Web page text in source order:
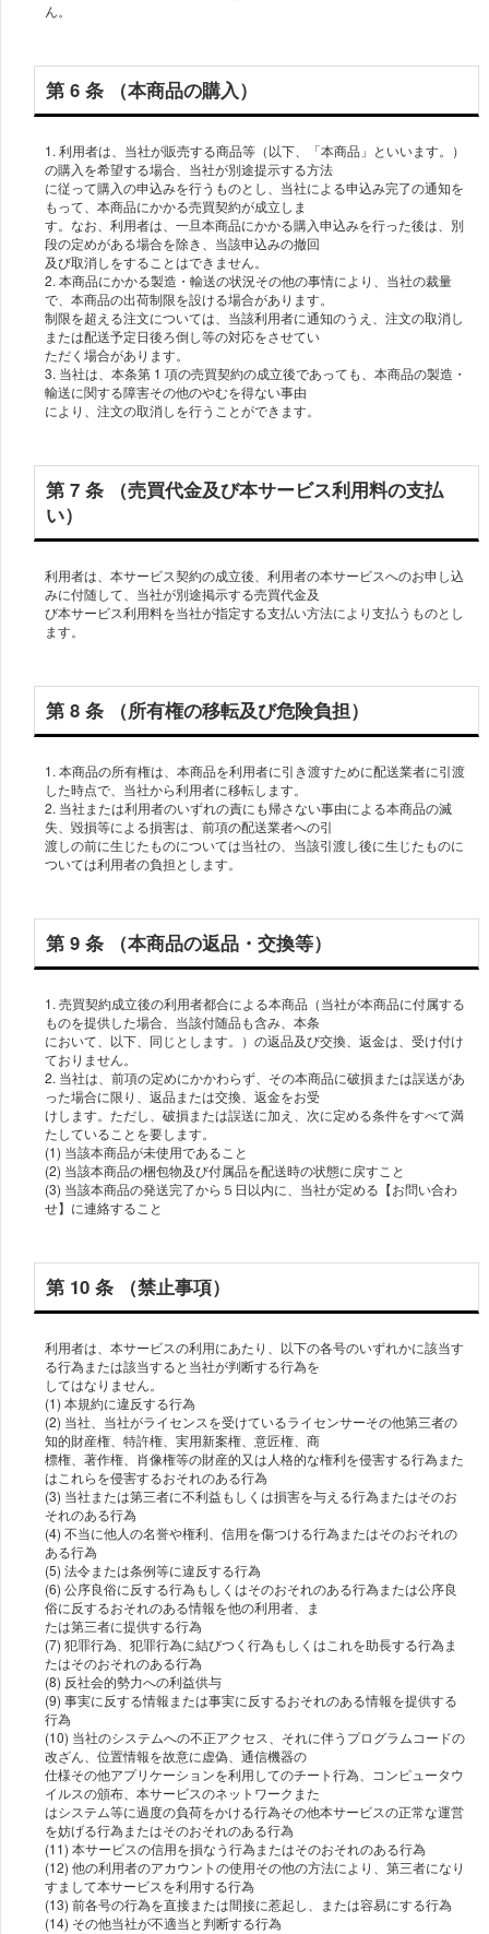
ん。
第 6 条 （本商品の購⼊）
1. 利⽤者は、当社が販売する商品等（以下、「本商品」といいます。）
の購⼊を希望する場合、当社が別途提⽰する⽅法
に従って購⼊の申込みを⾏うものとし、当社による申込み完了の通知を
もって、本商品にかかる売買契約が成⽴しま
す。なお、利⽤者は、⼀旦本商品にかかる購⼊申込みを⾏った後は、別
段の定めがある場合を除き、当該申込みの撤回
及び取消しをすることはできません。
2. 本商品にかかる製造・輸送の状況その他の事情により、当社の裁量
で、本商品の出荷制限を設ける場合があります。
制限を超える注⽂については、当該利⽤者に通知のうえ、注⽂の取消し
または配送予定⽇後ろ倒し等の対応をさせてい
ただく場合があります。
3. 当社は、本条第 1 項の売買契約の成⽴後であっても、本商品の製造・
輸送に関する障害その他のやむを得ない事由
により、注⽂の取消しを⾏うことができます。
第 7 条 （売買代⾦及び本サービス利⽤料の⽀払
い）
利⽤者は、本サービス契約の成⽴後、利⽤者の本サービスへのお申し込
みに付随して、当社が別途掲⽰する売買代⾦及
び本サービス利⽤料を当社が指定する⽀払い⽅法により⽀払うものとし
ます。
第 8 条 （所有権の移転及び危険負担）
1. 本商品の所有権は、本商品を利⽤者に引き渡すために配送業者に引渡
した時点で、当社から利⽤者に移転します。
2. 当社または利⽤者のいずれの責にも帰さない事由による本商品の滅
失、毀損等による損害は、前項の配送業者への引
渡しの前に⽣じたものについては当社の、当該引渡し後に⽣じたものに
ついては利⽤者の負担とします。
第 9 条 （本商品の返品・交換等）
1. 売買契約成⽴後の利⽤者都合による本商品（当社が本商品に付属する
ものを提供した場合、当該付随品も含み、本条
において、以下、同じとします。）の返品及び交換、返⾦は、受け付け
ておりません。
2. 当社は、前項の定めにかかわらず、その本商品に破損または誤送があ
った場合に限り、返品または交換、返⾦をお受
けします。ただし、破損または誤送に加え、次に定める条件をすべて満
たしていることを要します。
(1) 当該本商品が未使⽤であること
(2) 当該本商品の梱包物及び付属品を配送時の状態に戻すこと
(3) 当該本商品の発送完了から５⽇以内に、当社が定める【お問い合わ
せ】に連絡すること
第 10 条 （禁⽌事項）
利⽤者は、本サービスの利⽤にあたり、以下の各号のいずれかに該当す
る⾏為または該当すると当社が判断する⾏為を
してはなりません。
(1) 本規約に違反する⾏為
(2) 当社、当社がライセンスを受けているライセンサーその他第三者の
知的財産権、特許権、実⽤新案権、意匠権、商
標権、著作権、肖像権等の財産的⼜は⼈格的な権利を侵害する⾏為また
はこれらを侵害するおそれのある⾏為
(3) 当社または第三者に不利益もしくは損害を与える⾏為またはそのお
それのある⾏為
(4) 不当に他⼈の名誉や権利、信⽤を傷つける⾏為またはそのおそれの
ある⾏為
(5) 法令または条例等に違反する⾏為
(6) 公序良俗に反する⾏為もしくはそのおそれのある⾏為または公序良
俗に反するおそれのある情報を他の利⽤者、ま
たは第三者に提供する⾏為
(7) 犯罪⾏為、犯罪⾏為に結びつく⾏為もしくはこれを助⻑する⾏為ま
たはそのおそれのある⾏為
(8) 反社会的勢⼒への利益供与
(9) 事実に反する情報または事実に反するおそれのある情報を提供する
⾏為
(10) 当社のシステムへの不正アクセス、それに伴うプログラムコードの
改ざん、位置情報を故意に虚偽、通信機器の
仕様その他アプリケーションを利⽤してのチート⾏為、コンピュータウ
イルスの頒布、本サービスのネットワークまた
はシステム等に過度の負荷をかける⾏為その他本サービスの正常な運営
を妨げる⾏為またはそのおそれのある⾏為
(11) 本サービスの信⽤を損なう⾏為またはそのおそれのある⾏為
(12) 他の利⽤者のアカウントの使⽤その他の⽅法により、第三者になり
すまして本サービスを利⽤する⾏為
(13) 前各号の⾏為を直接または間接に惹起し、または容易にする⾏為
(14) その他当社が不適当と判断する⾏為